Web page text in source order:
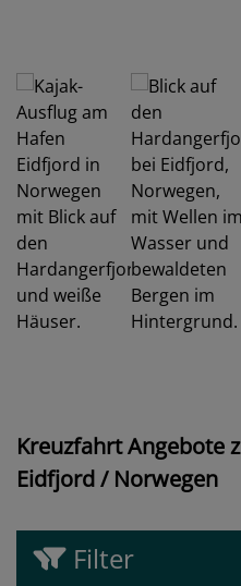
Kreuzfahrt Angebote
Eidfjord / Norwegen
Filter